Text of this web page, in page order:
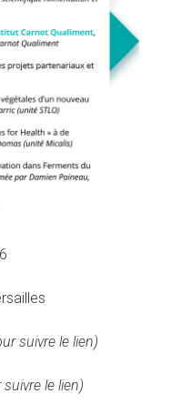
suivre le lien)
le lien)